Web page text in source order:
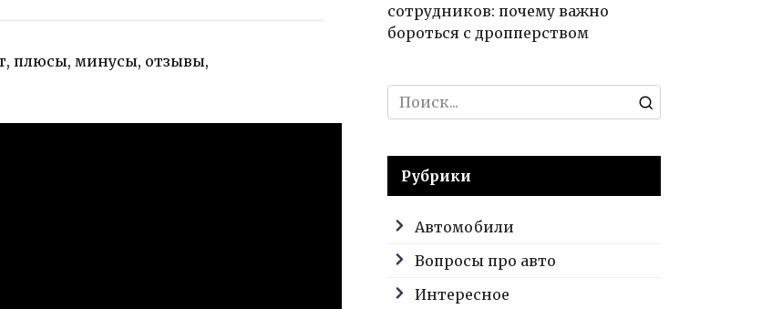
сотрудников: почему важно
бороться с дропперством
Search
for:
Рубрики
Автомобили
Вопросы про авто
Интересное